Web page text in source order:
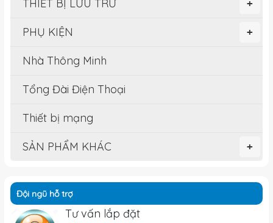
+
THIẾT BỊ LƯU TRỮ
+
PHỤ KIỆN
Nhà Thông Minh
Tổng Đài Điện Thoại
Thiết bị mạng
+
SẢN PHẨM KHÁC
Đội ngũ hỗ trợ
Tư vấn lắp đặt